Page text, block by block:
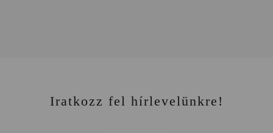
Iratkozz fel hírlevelünkre!